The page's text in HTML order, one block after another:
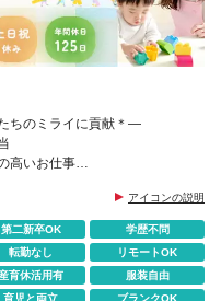
ちのミライに貢献＊―
高いお仕事
アイコンの説明
第二新卒OK
学歴不問
転勤なし
リモートOK
産育休活用有
服装自由
育児と両立 ブランクOK